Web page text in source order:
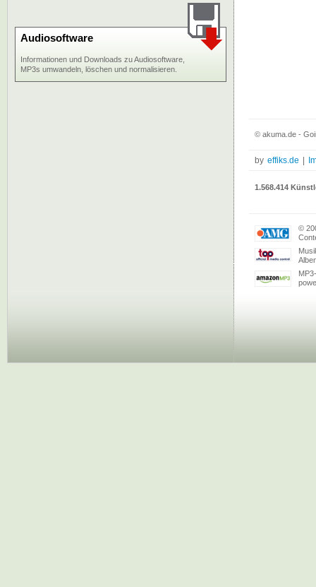
Audiosoftware
Informationen und Downloads zu Audiosoftware,
MP3s umwandeln, löschen und normalisieren.
© akuma.de -
by effiks.de
1.568.414
©